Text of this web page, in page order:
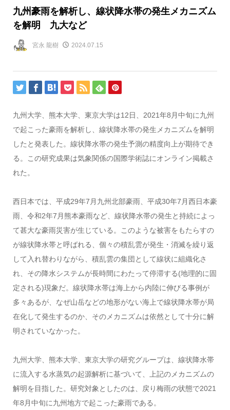
九州豪雨を解析し、線状降水帯の発生メカニズム
を解明 九大など
宮永 龍樹 2024.07.15
九州大学、熊本大学、東京大学は12日、2021年8月中旬に九州
で起こった豪雨を解析し、線状降水帯の発生メカニズムを解明
したと発表した。線状降水帯の発生予測の精度向上が期待でき
る。この研究成果は気象関係の国際学術誌にオンライン掲載さ
れた。
西日本では、平成29年7月九州北部豪雨、平成30年7月西日本豪
雨、令和2年7月熊本豪雨など、線状降水帯の発生と持続によっ
て甚大な豪雨災害が生じている。このような被害をもたらすの
が線状降水帯と呼ばれる、個々の積乱雲が発生・消滅を繰り返
して入れ替わりながら、積乱雲の集団として線状に組織化さ
れ、その降水システムが長時間にわたって停滞する(地理的に固
定される)現象だ。線状降水帯は海上から内陸に伸びる事例が
多々あるが、なぜ山岳などの地形がない海上で線状降水帯が局
在化して発生するのか、そのメカニズムは依然として十分に解
明されていなかった。
九州大学、熊本大学、東京大学の研究グループは、線状降水帯
に流入する水蒸気の起源解析に基づいて、上記のメカニズムの
解明を目指した。研究対象としたのは、戻り梅雨の状態で2021
年8月中旬に九州地方で起こった豪雨である。